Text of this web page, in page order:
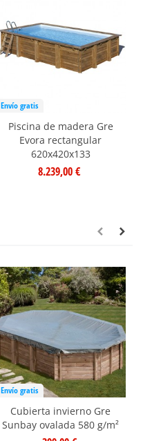
Envío gratis
Piscina de madera Gre
Evora rectangular
620x420x133
8.239,00 €
Envío gratis
Cubierta invierno Gre
Sunbay ovalada 580 g/m²